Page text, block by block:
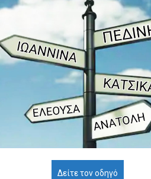
Δείτε τον οδηγό